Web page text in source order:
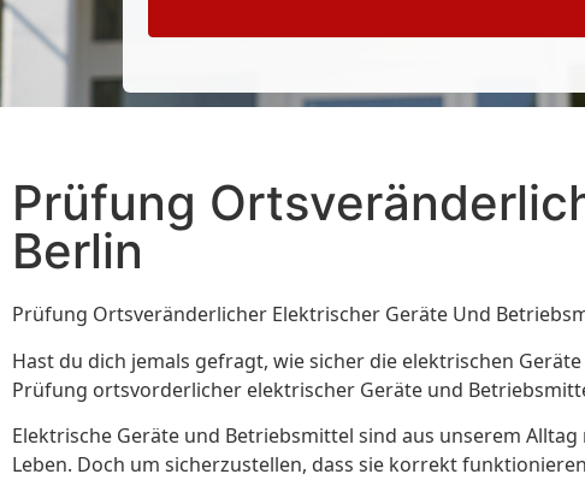
Prüfung
Berlin
Prüfung Ortsveränderlicher Elektrischer Geräte Und
Hast du dich jemals gefragt, wie sicher die elektrischen
Prüfung ortsvorderlicher elektrischer Geräte und
Elektrische Geräte und Betriebsmittel sind aus unserem
Leben. Doch um sicherzustellen, dass sie korrekt